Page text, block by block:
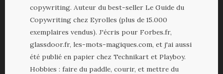
copywriting. Auteur du best-seller Le Guide du
Copywriting chez Eyrolles (plus de 15.000
exemplaires vendus). J'écris pour Forbes.fr,
glassdoor.fr, les-mots-magiques.com, et j'ai aussi
été publié en papier chez Technikart et Playboy.
Hobbies : faire du paddle, courir, et mettre du